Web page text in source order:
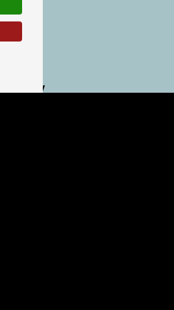
Guéthary